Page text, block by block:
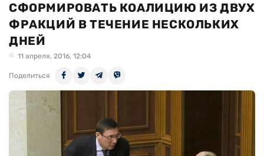
СФОРМИРОВАТЬ КОАЛИЦИЮ ИЗ ДВУХ
ФРАКЦИЙ В ТЕЧЕНИЕ НЕСКОЛЬКИХ
ДНЕЙ
11 апреля, 2016, 12:04
Поделиться